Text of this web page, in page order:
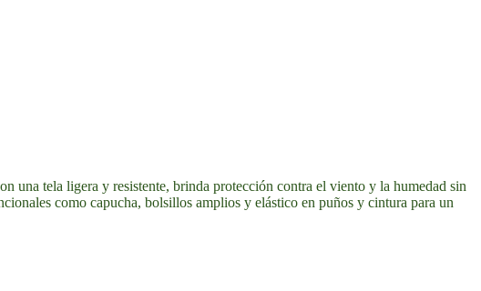
una tela ligera y resistente, brinda protección contra el viento y la humedad sin
como capucha, bolsillos amplios y elástico en puños y cintura para un